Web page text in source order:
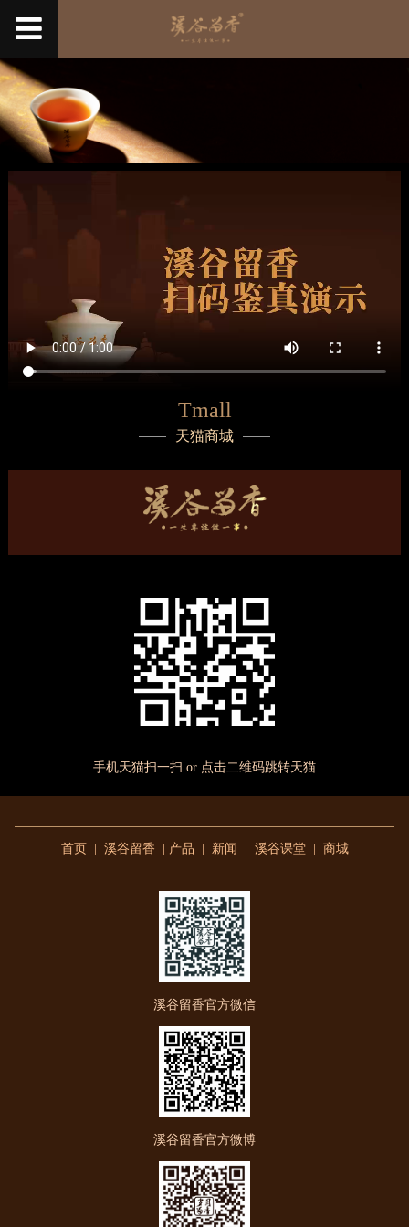
Tmall
天猫商城
手机天猫扫一扫 or 点击二维码跳转天猫
首页| 溪谷留香 | 产品 | 新闻 | 溪谷课堂| 商城
溪谷留香官方微信
溪谷留香官方微博